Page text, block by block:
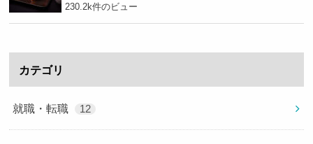
230.2k件のビュー
カテゴリ
就職・転職 12